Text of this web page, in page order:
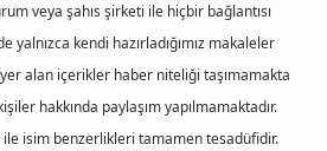
veya şahıs şirketi ile hiçbir bağlantısı
yalnızca kendi hazırladığımız makaleler
yer alan içerikler haber niteliği taşımamakta
hakkında paylaşım yapılmamaktadır.
isim benzerlikleri tamamen tesadüfidir.